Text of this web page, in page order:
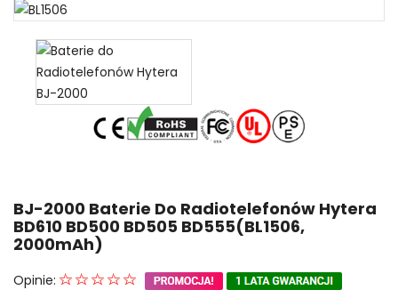
BJ-2000 Baterie Do Radiotelefonów Hytera
BD610 BD500 BD505 BD555(BL1506,
2000mAh)
Opinie: